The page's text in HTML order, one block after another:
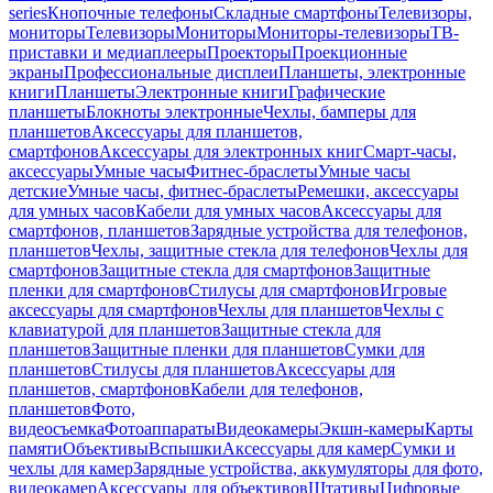
seriesКнопочные телефоныСкладные смартфоныТелевизоры,
мониторыТелевизорыМониторыМониторы-телевизорыТВ-
приставки и медиаплеерыПроекторыПроекционные
экраныПрофессиональные дисплеиПланшеты, электронные
книгиПланшетыЭлектронные книгиГрафические
планшетыБлокноты электронныеЧехлы, бамперы для
планшетовАксессуары для планшетов,
смартфоновАксессуары для электронных книгСмарт-часы,
аксессуарыУмные часыФитнес-браслетыУмные часы
детскиеУмные часы, фитнес-браслетыРемешки, аксессуары
для умных часовКабели для умных часовАксессуары для
смартфонов, планшетовЗарядные устройства для телефонов,
планшетовЧехлы, защитные стекла для телефоновЧехлы для
смартфоновЗащитные стекла для смартфоновЗащитные
пленки для смартфоновСтилусы для смартфоновИгровые
аксессуары для смартфоновЧехлы для планшетовЧехлы с
клавиатурой для планшетовЗащитные стекла для
планшетовЗащитные пленки для планшетовСумки для
планшетовСтилусы для планшетовАксессуары для
планшетов, смартфоновКабели для телефонов,
планшетовФото,
видеосъемкаФотоаппаратыВидеокамерыЭкшн-камерыКарты
памятиОбъективыВспышкиАксессуары для камерСумки и
чехлы для камерЗарядные устройства, аккумуляторы для фото,
видеокамерАксессуары для объективовШтативыЦифровые